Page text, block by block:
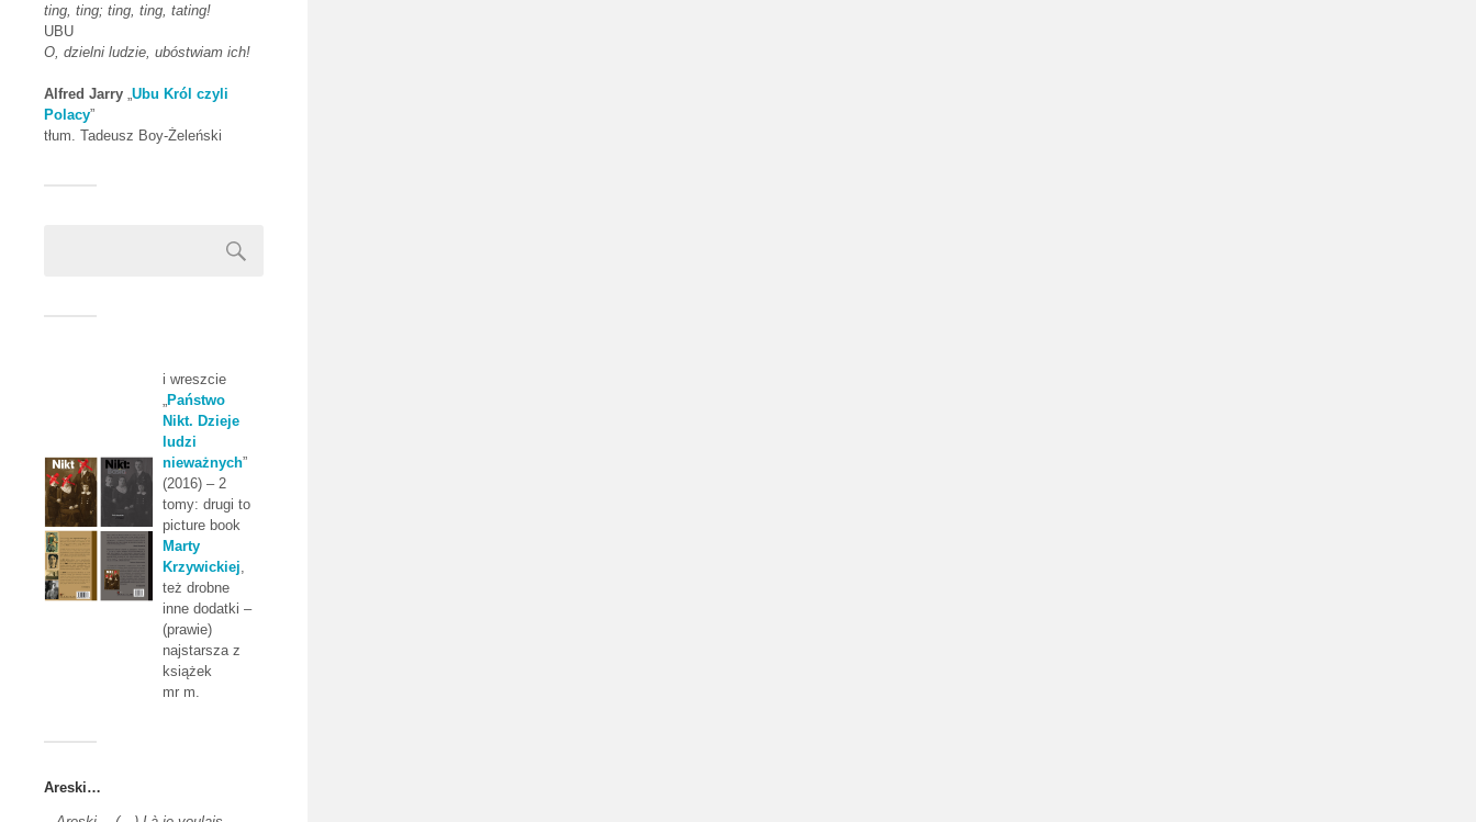
ting, ting; ting, ting, tating!
UBU
O, dzielni ludzie, ubóstwiam ich!
Alfred Jarry Ubu Król czyli
Polacy”
tłum. Tadeusz Boy-Żeleński
i wreszcie
„Państwo
Nikt. Dzieje
ludzi
nieważnych”
(2016) – 2
tomy: drugi to
picture book
Marty
Krzywickiej,
też drobne
inne dodatki –
(prawie)
najstarsza z
książek
mr m.
Areski…